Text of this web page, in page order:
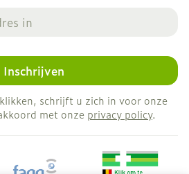
Inschrijven
schrijft u zich in voor onze
met onze privacy policy.